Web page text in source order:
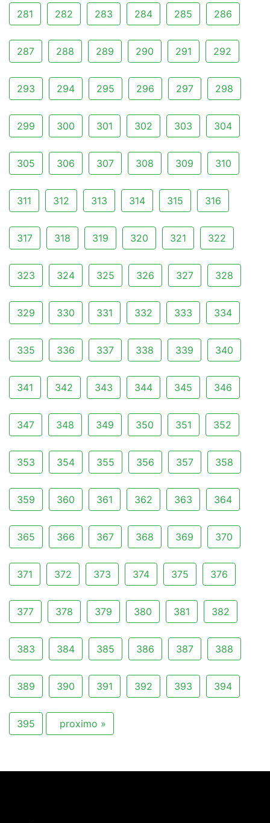
281 282 283 284 285 286
287 288 289 290 291 292
293 294 295 296 297 298
299 300 301 302 303 304
305 306 307 308 309 310
311 312 313 314 315 316
317 318 319 320 321 322
323 324 325 326 327 328
329 330 331 332 333 334
335 336 337 338 339 340
341 342 343 344 345 346
347 348 349 350 351 352
353 354 355 356 357 358
359 360 361 362 363 364
365 366 367 368 369 370
371 372 373 374 375 376
377 378 379 380 381 382
383 384 385 386 387 388
389 390 391 392 393 394
395 proximo »